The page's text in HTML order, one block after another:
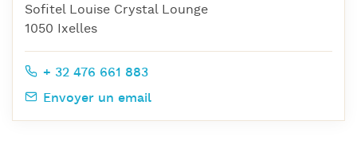
Sofitel Louise Crystal Lounge
1050 Ixelles
+ 32 476 661 883
Envoyer un email